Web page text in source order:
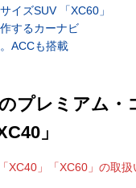
イズSUV 「XC60」
するカーナビ
ACCも搭載
プレミアム・
」
XC40」「XC60」の取扱